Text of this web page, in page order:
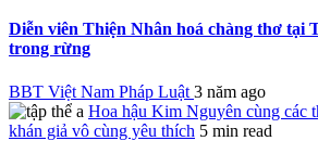
Diễn viên Thiện Nhân hoá chàng thơ tại
trong rừng
BBT Việt Nam Pháp Luật 3 năm ago
Hoa hậu Kim Nguyên cùng các
khán giả vô cùng yêu thích 5 min read